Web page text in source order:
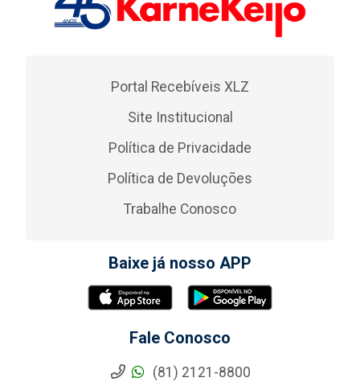
Portal Recebíveis XLZ
Site Institucional
Política de Privacidade
Política de Devoluções
Trabalhe Conosco
Baixe já nosso APP
Fale Conosco
(81) 2121-8800